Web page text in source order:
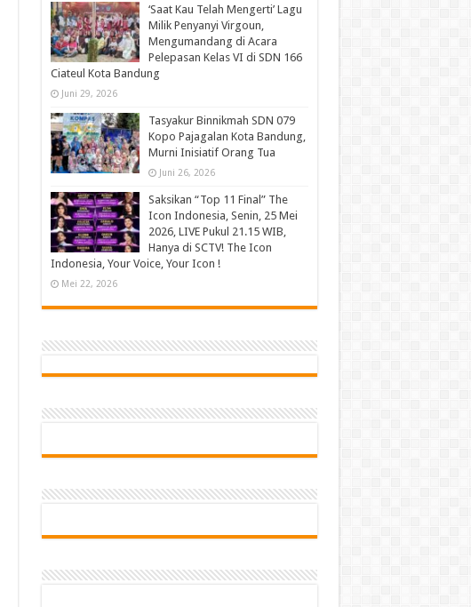
‘Saat Kau Telah Mengerti’ Lagu
Milik Penyanyi Virgoun,
Mengumandang di Acara
Pelepasan Kelas VI di SDN 166
Ciateul Kota Bandung
Juni 29, 2026
Tasyakur Binnikmah SDN 079
Kopo Pajagalan Kota Bandung,
Murni Inisiatif Orang Tua
Juni 26, 2026
Saksikan “Top 11 Final” The
Icon Indonesia, Senin, 25 Mei
2026, LIVE Pukul 21.15 WIB,
Hanya di SCTV! The Icon
Indonesia, Your Voice, Your Icon !
Mei 22, 2026